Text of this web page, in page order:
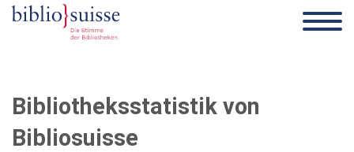
Bibliotheksstatistik von
Bibliosuisse